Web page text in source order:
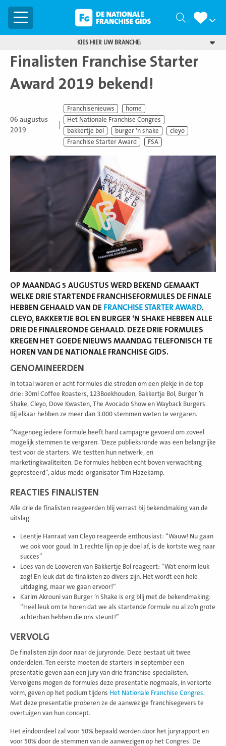
Menu Zoeken
KIES HIER UW BRANCHE:
Finalisten Franchise Starter
Award 2019 bekend!
06 augustus
2019
Franchisenieuws
home
Het Nationale Franchise Congres
bakkertje bol
burger 'n shake
cleyo
Franchise Starter Award
FSA
OP MAANDAG 5 AUGUSTUS WERD BEKEND GEMAAKT
WELKE DRIE STARTENDE FRANCHISEFORMULES DE FINALE
HEBBEN GEHAALD VAN DE FRANCHISE STARTER AWARD.
CLEYO, BAKKERTJE BOL EN BURGER ‘N SHAKE HEBBEN ALLE
DRIE DE FINALERONDE GEHAALD. DEZE DRIE FORMULES
KREGEN HET GOEDE NIEUWS MAANDAG TELEFONISCH TE
HOREN VAN DE NATIONALE FRANCHISE GIDS.
GENOMINEERDEN
In totaal waren er acht formules die streden om een plekje in de top
drie: 30ml Coffee Roasters, 123Boekhouden, Bakkertje Bol, Burger ’n
Shake, Cleyo, Dove Kwasten, The Avocado Show en Wayback Burgers.
Bij elkaar hebben ze meer dan 3.000 stemmen weten te vergaren.
“Nagenoeg iedere formule heeft hard campagne gevoerd om zoveel
mogelijk stemmen te vergaren. ‘Deze publieksronde was een belangrijke
test voor de starters. We testten hun netwerk-, en
marketingkwaliteiten. De formules hebben echt boven verwachting
gepresteerd”, aldus mede-organisator Tim Hazekamp.
REACTIES FINALISTEN
Alle drie de finalisten reageerden blij verrast bij bekendmaking van de
uitslag.
Leentje Hanraat van Cleyo reageerde enthousiast: “Wauw! Nu gaan
we ook voor goud. In 1 rechte lijn op je doel af, is de kortste weg naar
succes”
Loes van de Looveren van Bakkertje Bol reageert: “Wat enorm leuk
zeg! En leuk dat de finalisten zo divers zijn. Het wordt een hele
uitdaging, maar we gaan ervoor!”
Karim Akrouni van Burger ’n Shake is erg blij met de bekendmaking:
“Heel leuk om te horen dat we als startende formule nu al zo’n grote
achterban hebben die ons steunt!”
VERVOLG
De finalisten zijn door naar de juryronde. Deze bestaat uit twee
onderdelen. Ten eerste moeten de starters in september een
presentatie geven aan een jury van drie franchise-specialisten.
Vervolgens mogen de formules deze presentatie nogmaals, in verkorte
vorm, geven op het podium tijdens Het Nationale Franchise Congres.
Met deze presentatie proberen ze de aanwezige franchisegevers te
overtuigen van hun concept.
Het eindoordeel zal voor 50% bepaald worden door het juryrapport en
voor 50% door de stemmen van de aanwezigen op het Congres. De